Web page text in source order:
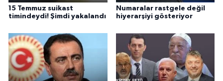
15 Temmuz suikast
timindeydi! Şimdi yakalandı
Numaralar rastgele değil
hiyerarşiyi gösteriyor